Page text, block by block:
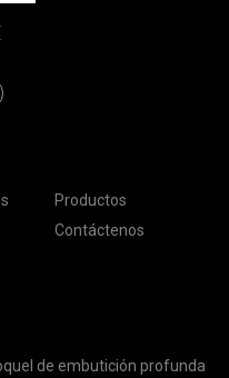
Productos
Contáctenos
de embutición profunda